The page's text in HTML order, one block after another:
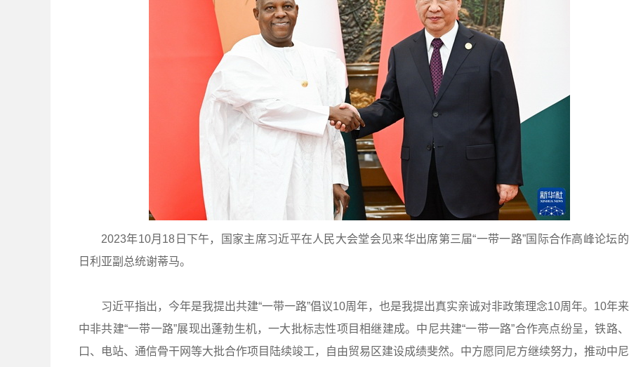
2023年10月18日下午，国家主席习近平在人民大会堂会见来华出席第三届“一带一路”国际合作高峰论坛
日利亚副总统谢蒂马。
习近平指出，今年是我提出共建“一带一路”倡议10周年，也是我提出真实亲诚对非政策理念10周年。10年
中非共建“一带一路”展现出蓬勃生机，一大批标志性项目相继建成。中尼共建“一带一路”合作亮点纷呈，铁路
口、电站、通信骨干网等大批合作项目陆续竣工，自由贸易区建设成绩斐然。中方愿同尼方继续努力，推动中